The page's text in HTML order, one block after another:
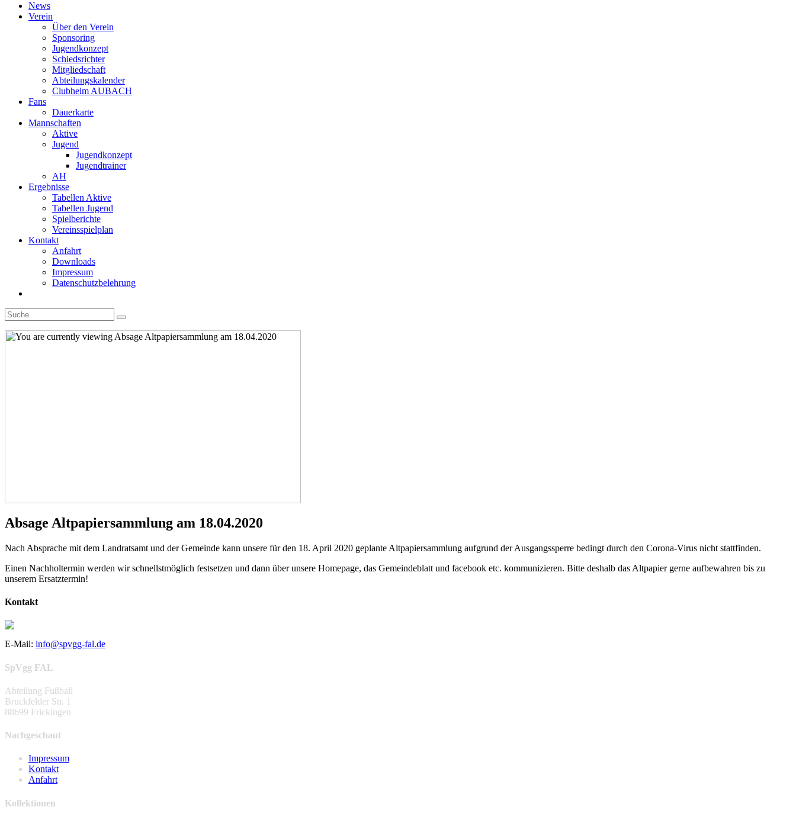
News
Verein
Über den Verein
Sponsoring
Jugendkonzept
Schiedsrichter
Mitgliedschaft
Abteilungskalender
Clubheim AUBACH
Fans
Dauerkarte
Mannschaften
Aktive
Jugend
Jugendkonzept
Jugendtrainer
AH
Ergebnisse
Tabellen Aktive
Tabellen Jugend
Spielberichte
Vereinsspielplan
Kontakt
Anfahrt
Downloads
Impressum
Datenschutzbelehrung
search
Absage Altpapiersammlung am 18.04.2020
Nach Absprache mit dem Landratsamt und der Gemeinde kann unsere für den 18. April 2020 geplante Altpapiersammlung aufgrund der Ausgangssperre bedingt durch den Corona-Virus nicht stattfinden.
Einen Nachholtermin werden wir schnellstmöglich festsetzen und dann über unsere Homepage, das Gemeindeblatt und facebook etc. kommunizieren. Bitte deshalb das Altpapier gerne aufbewahren bis zu
unserem Ersatztermin!
Kontakt
E-Mail: info@spvgg-fal.de
SpVgg FAL
Abteilung Fußball
Bruckfelder Str. 1
88699 Frickingen
Nachgeschaut
Impressum
Kontakt
Anfahrt
Kollektionen